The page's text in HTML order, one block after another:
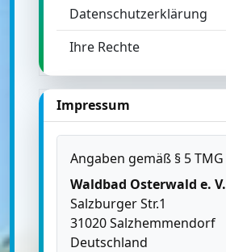
Datenschutzerklärung
Ihre Rechte
Impressum
Angaben gemäß § 5 TMG
Waldbad Osterwald e. V.
Salzburger Str.1
31020 Salzhemmendorf
Deutschland